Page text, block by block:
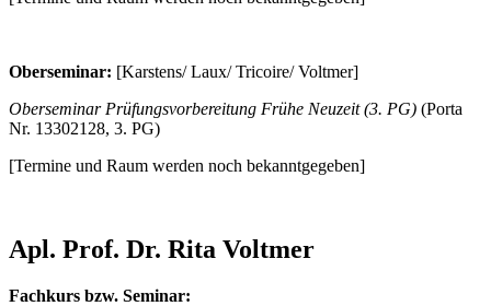
Oberseminar: [Karstens/ Laux/ Tricoire/ Voltmer]
Oberseminar Prüfungsvorbereitung Frühe Neuzeit (3. PG) (Porta
Nr. 13302128, 3. PG)
[Termine und Raum werden noch bekanntgegeben]
Apl. Prof. Dr. Rita Voltmer
Fachkurs bzw. Seminar: